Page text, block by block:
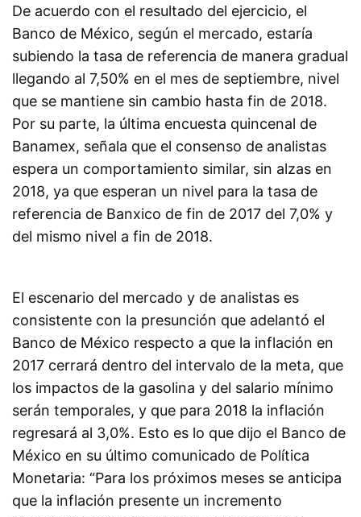
De acuerdo con el resultado del ejercicio, el
Banco de México, según el mercado, estaría
subiendo la tasa de referencia de manera gradual
llegando al 7,50% en el mes de septiembre, nivel
que se mantiene sin cambio hasta fin de 2018.
Por su parte, la última encuesta quincenal de
Banamex, señala que el consenso de analistas
espera un comportamiento similar, sin alzas en
2018, ya que esperan un nivel para la tasa de
referencia de Banxico de fin de 2017 del 7,0% y
del mismo nivel a fin de 2018.
El escenario del mercado y de analistas es
consistente con la presunción que adelantó el
Banco de México respecto a que la inflación en
2017 cerrará dentro del intervalo de la meta, que
los impactos de la gasolina y del salario mínimo
serán temporales, y que para 2018 la inflación
regresará al 3,0%. Esto es lo que dijo el Banco de
México en su último comunicado de Política
Monetaria: “Para los próximos meses se anticipa
que la inflación presente un incremento